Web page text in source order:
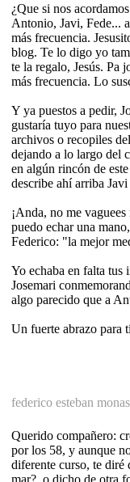
¿Que si nos
Antonio, Javi, Fede...
más frecuencia.
blog. Te lo digo yo
te la regalo, Jesús. Pa
más frecuencia. Lo
Y ya puestos a pedir,
gustaría tuyo para
archivos o recopiles
dejando a lo largo del
en algún rincón de
describe ahí arriba
¡Anda, no me
puedo echar una
Federico: "la mejor
Yo echaba en falta tus
Josemari
algo parecido que a
Un fuerte abrazo para
federico esteban
Querido compañero:
por los 58, y aunque
diferente curso, te diré
mar?, o dicho de otra